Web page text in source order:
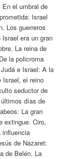
el umbral de
Israel
Los guerreros
era un gran
La reina de
la policroma
e Israel: A la
Israel, el reino
seductor de
días de
La gran
extingue. Ciro,
influencia
de Nazaret:
de Belén. La